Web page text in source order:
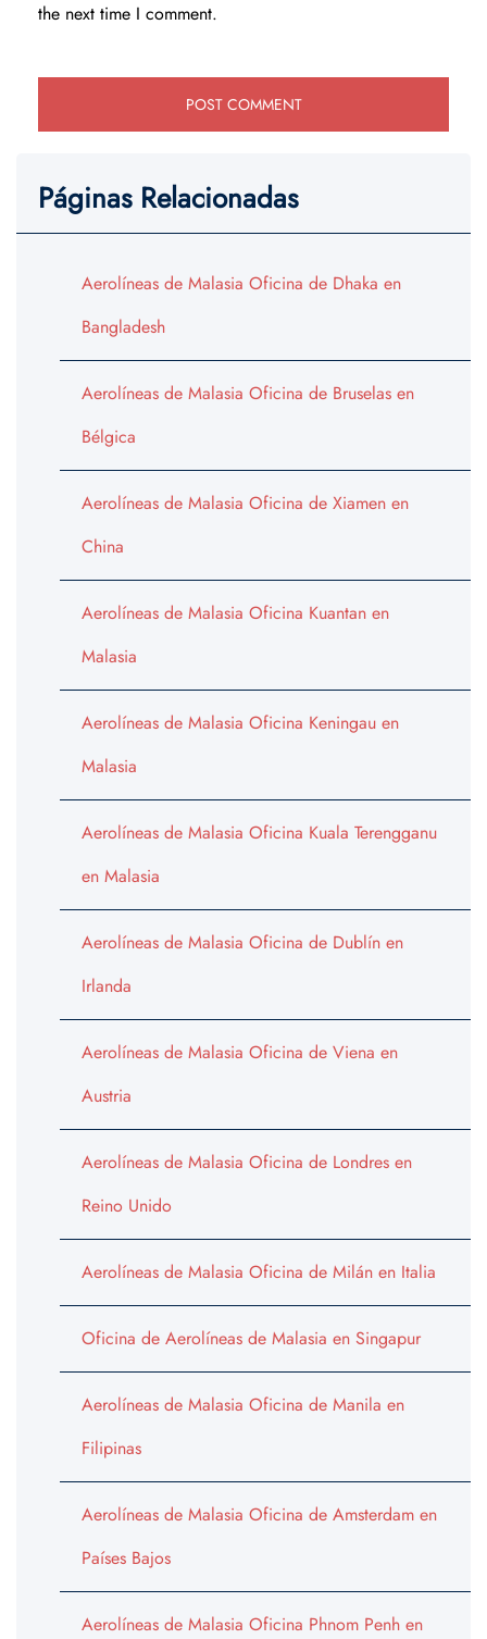
the next time I comment.
Páginas Relacionadas
Aerolíneas de Malasia Oficina de Dhaka en
Bangladesh
Aerolíneas de Malasia Oficina de Bruselas en
Bélgica
Aerolíneas de Malasia Oficina de Xiamen en
China
Aerolíneas de Malasia Oficina Kuantan en
Malasia
Aerolíneas de Malasia Oficina Keningau en
Malasia
Aerolíneas de Malasia Oficina Kuala Terengganu
en Malasia
Aerolíneas de Malasia Oficina de Dublín en
Irlanda
Aerolíneas de Malasia Oficina de Viena en
Austria
Aerolíneas de Malasia Oficina de Londres en
Reino Unido
Aerolíneas de Malasia Oficina de Milán en Italia
Oficina de Aerolíneas de Malasia en Singapur
Aerolíneas de Malasia Oficina de Manila en
Filipinas
Aerolíneas de Malasia Oficina de Amsterdam en
Países Bajos
Aerolíneas de Malasia Oficina Phnom Penh en